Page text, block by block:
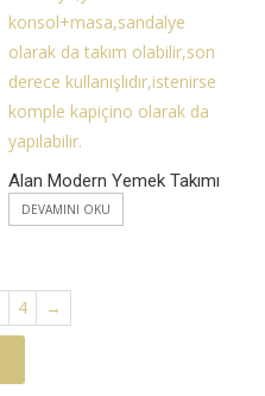
Alan Modern Yemek Takımı
DEVAMINI OKU
4
→